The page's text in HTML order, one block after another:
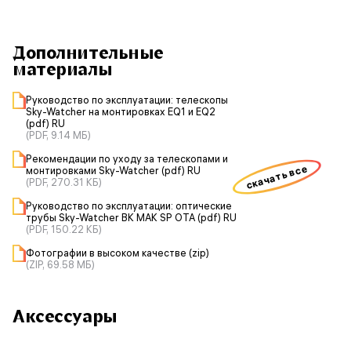
Дополнительные
материалы
Руководство по эксплуатации: телескопы
Sky-Watcher на монтировках EQ1 и EQ2
(pdf) RU
(PDF, 9.14 МБ)
Рекомендации по уходу за телескопами и
монтировками Sky-Watcher (pdf) RU
(PDF, 270.31 КБ)
Руководство по эксплуатации: оптические
трубы Sky-Watcher BK MAK SP OTA (pdf) RU
(PDF, 150.22 КБ)
Фотографии в высоком качестве (zip)
(ZIP, 69.58 МБ)
скачать все
Аксессуары